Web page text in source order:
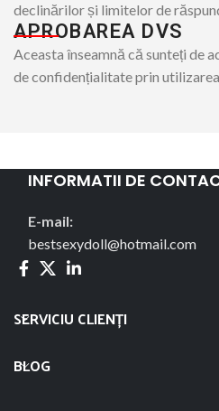
declinărilor și limitelor de
APROBAREA DVS
Aceasta înseamnă că sunteți de
de confidențialitate prin
INFORMATII DE
E-mail:
bestsexydoll@hotmail.com
SERVICIU CLIENȚI
BLOG